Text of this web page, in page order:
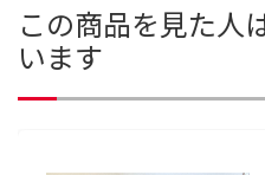
この商品を見た人
います